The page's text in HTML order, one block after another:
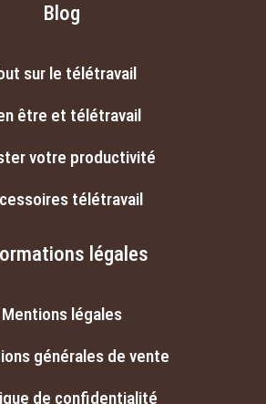
Blog
sur le télétravail
être et télétravail
votre productivité
télétravail
légales
Mentions légales
générales de vente
de confidentialité